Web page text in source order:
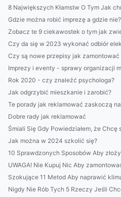
8 Największych Kłamstw O Tym Jak
Gdzie można robić imprezę a gdzie nie?
Zobacz te 9 ciekawostek o tym jak
Czy da się w 2023 wykonać odbiór
Czy są nowe przepisy jak
Imprezy i eventy - sprawy organizacji
Rok 2020 - czy znaleźć psychologa?
Jak odgrzybić mieszkanie i zarobić?
Te porady jak reklamować zaskoczą
Dobre rady jak reklamować
Śmiali Się Gdy Powiedziałem, że Chcę
Jak można w 2024 szkolić się?
10 Sprawdzonych Sposobów Aby
UWAGA! Nie Kupuj Nic Aby
Szokujące 11 Metod Aby naprawić
Nigdy Nie Rób Tych 5 Rzeczy Jeśli